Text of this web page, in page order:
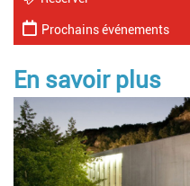
Prochains événements
En savoir plus